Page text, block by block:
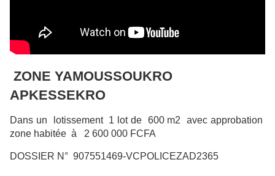
ZONE YAMOUSSOUKRO
APKESSEKRO
Dans un lotissement 1 lot de 600 m2 avec approbation
zone habitée à 2 600 000 FCFA
DOSSIER N° 907551469-VCPOLICEZAD2365